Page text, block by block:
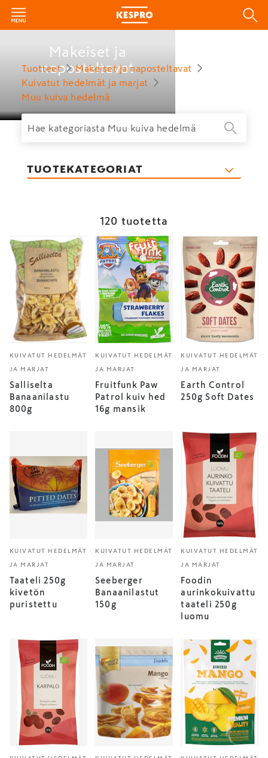
Makeiset ja
naposteltavat
Tuotteet
Makeiset ja naposteltavat
Kuivatut hedelmät ja marjat
Muu kuiva hedelmä
TUOTEKATEGORIAT
120 tuotetta
KUIVATUT HEDELMÄT
JA MARJAT
Salliselta
Banaanilastu
800g
KUIVATUT HEDELMÄT
JA MARJAT
Fruitfunk Paw
Patrol kuiv hed
16g mansik
KUIVATUT HEDELMÄT
JA MARJAT
Earth Control
250g Soft Dates
KUIVATUT HEDELMÄT
JA MARJAT
Taateli 250g
kivetön
puristettu
KUIVATUT HEDELMÄT
JA MARJAT
Seeberger
Banaanilastut
150g
KUIVATUT HEDELMÄT
JA MARJAT
Foodin
aurinkokuivattu
taateli 250g
luomu